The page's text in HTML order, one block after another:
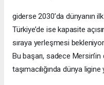
giderse 2030’da dünyanın
Türkiye’de ise kapasite
sıraya yerleşmesi
Bu başarı, sadece Mersin’in
taşımacılığında dünya